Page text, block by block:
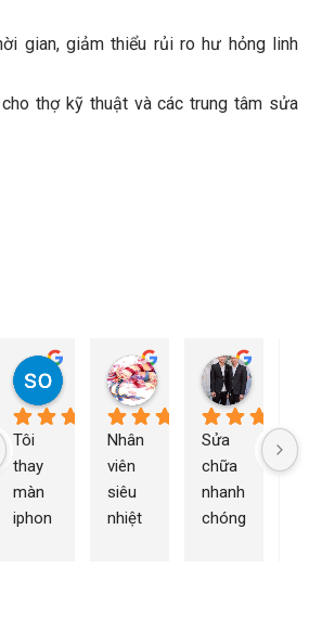
gian, giảm thiểu rủi ro hư hỏng linh
thợ kỹ thuật và các trung tâm sửa
so young
1 năm trước
Tôi
thay
màn
iphon
My Nguyễn
1 năm trước
Nhân
viên
siêu
nhiệt
Sửa
chữa
nhanh
chóng
n